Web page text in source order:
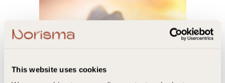
This website uses cookies